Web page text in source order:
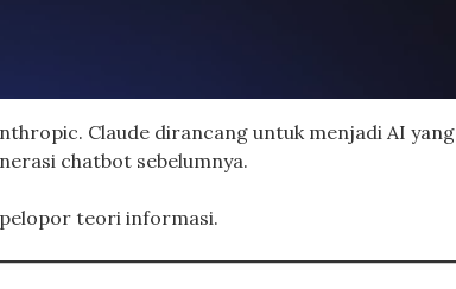
Claude dirancang untuk menjadi AI yang
chatbot sebelumnya.
pelopor teori informasi.